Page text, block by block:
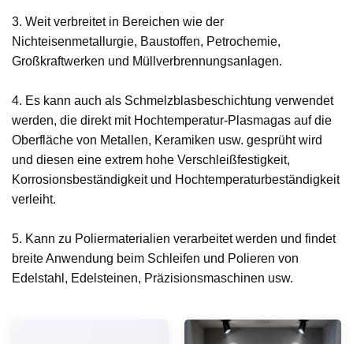
3. Weit verbreitet in Bereichen wie der
Nichteisenmetallurgie, Baustoffen, Petrochemie,
Großkraftwerken und Müllverbrennungsanlagen.
4. Es kann auch als Schmelzblasbeschichtung verwendet
werden, die direkt mit Hochtemperatur-Plasmagas auf die
Oberfläche von Metallen, Keramiken usw. gesprüht wird
und diesen eine extrem hohe Verschleißfestigkeit,
Korrosionsbeständigkeit und Hochtemperaturbeständigkeit
verleiht.
5. Kann zu Poliermaterialien verarbeitet werden und findet
breite Anwendung beim Schleifen und Polieren von
Edelstahl, Edelsteinen, Präzisionsmaschinen usw.